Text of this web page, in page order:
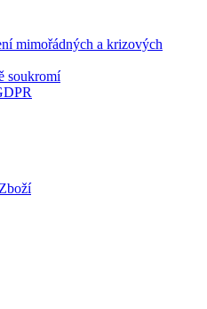
mimořádných a krizových
soukromí